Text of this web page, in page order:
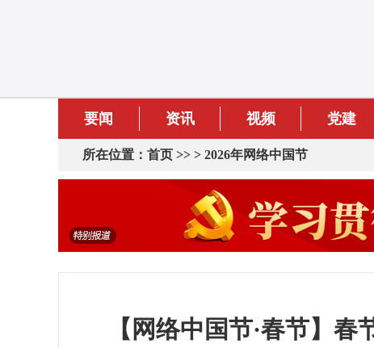
要闻 资讯 视频 党建
所在位置： 首页 >> > 2026年网络中国节
【网络中国节·春节】